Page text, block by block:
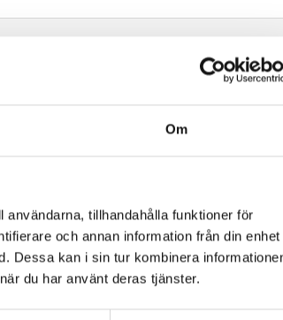
Om
tillhandahålla funktioner för
och annan information från din enhet
Dessa kan i sin tur kombinera
du har använt deras tjänster.